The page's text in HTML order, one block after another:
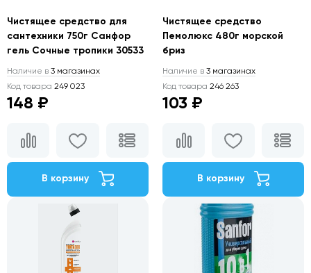
Чистящее средство для
сантехники 750г Санфор
гель Сочные тропики 30533
Наличие в 3 магазинах
Код товара 249 023
148 ₽
В корзину
Чистящее средство
Пемолюкс 480г морской
бриз
Наличие в 3 магазинах
Код товара 246 263
103 ₽
В корзину